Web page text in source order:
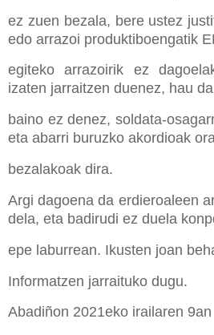
ez zuen bezala, bere ustez
edo arrazoi produktiboengatik
egiteko arrazoirik ez
izaten jarraitzen duenez, hau
baino ez denez, soldata-
eta abarri buruzko akordioak
bezalakoak dira.
Argi dagoena da erdieroaleen
dela, eta badirudi ez duela
epe laburrean. Ikusten joan
Informatzen jarraituko dugu.
Abadiñon 2021eko irailaren 9an